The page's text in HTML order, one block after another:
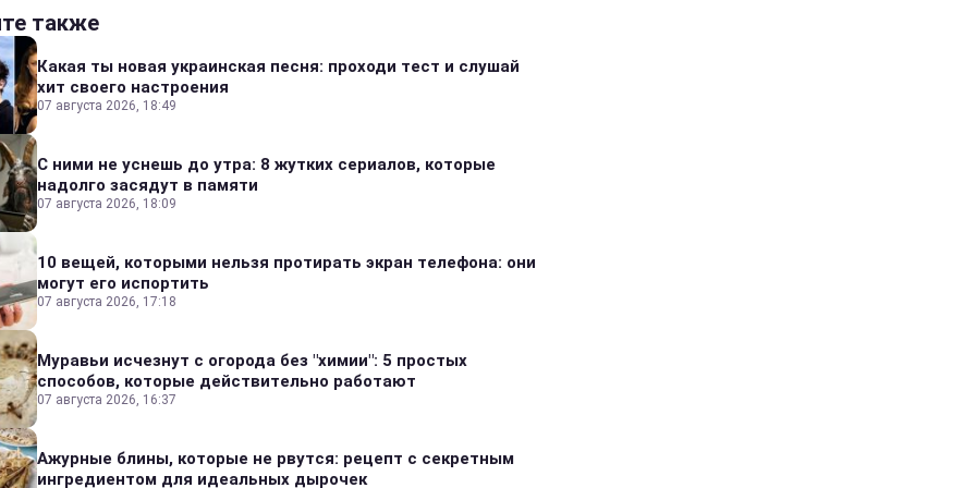
также
Какая ты новая украинская песня: проходи тест и слушай
хит своего настроения
07 августа 2026, 18:49
С ними не уснешь до утра: 8 жутких сериалов, которые
надолго засядут в памяти
07 августа 2026, 18:09
10 вещей, которыми нельзя протирать экран телефона: они
могут его испортить
07 августа 2026, 17:18
Муравьи исчезнут с огорода без "химии": 5 простых
способов, которые действительно работают
07 августа 2026, 16:37
Ажурные блины, которые не рвутся: рецепт с секретным
ингредиентом для идеальных дырочек